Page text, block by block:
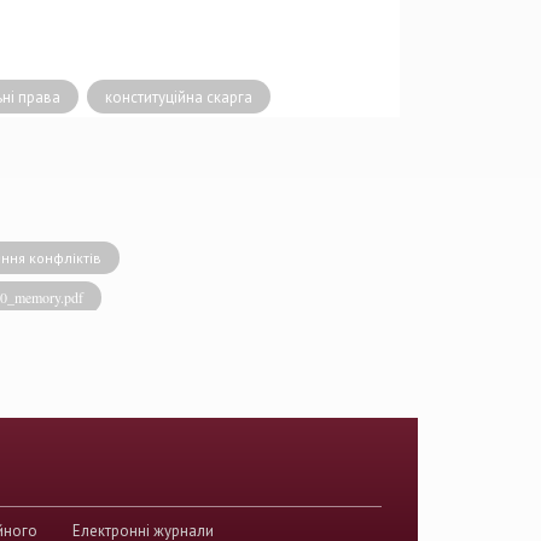
права конституційна скарга
конфліктів
акти КСУ
України
Електронні журнали